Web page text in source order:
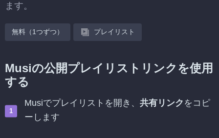
ます。
無料（1つずつ） プレイリスト
Musiの公開プレイリストリンクを使用
する
Musiでプレイリストを開き、 共有リンク をコピ
ーします